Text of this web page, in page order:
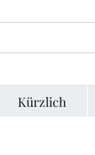
Kürzlich